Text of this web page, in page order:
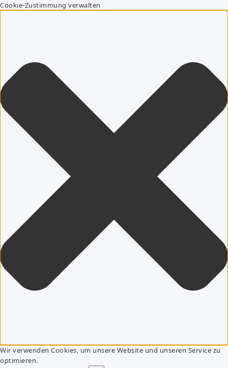
Cookie-Zustimmung verwalten
Wir verwenden Cookies, um unsere Website und unseren Service zu
optimieren.